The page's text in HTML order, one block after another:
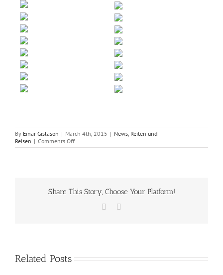
By Einar Gislason | March 4th, 2015 | News Reiten und
Reisen | Comments Offon
Kaldbakur
Share This Story, Choose Your Platform!
Facebook
Related Posts